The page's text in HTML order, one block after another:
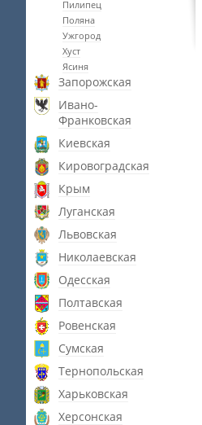
Пилипец
Поляна
Ужгород
Хуст
Ясиня
Запорожская
Ивано-
Франковская
Киевская
Кировоградская
Крым
Луганская
Львовская
Николаевская
Одесская
Полтавская
Ровенская
Сумская
Тернопольская
Харьковская
Херсонская